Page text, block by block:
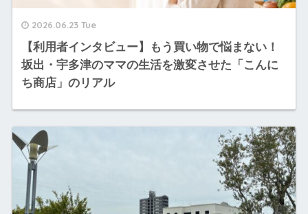
2026.06.23 Tue
【利用者インタビュー】もう買い物で悩まない！
坂出・宇多津のママの生活を激変させた「こんに
ち商店」のリアル